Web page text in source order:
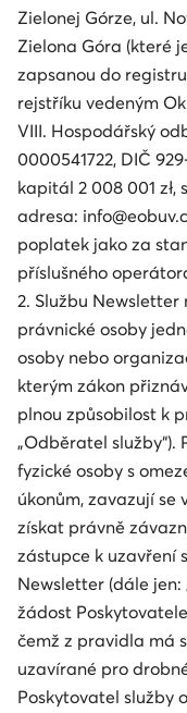
Zielonej Górze, ul.
Zielona Góra (které
zapsanou do
rejstříku vedeným
VIII. Hospodářský
0000541722, DIČ
kapitál 2 008 001
adresa:
poplatek jako za
příslušného
2. Službu
právnické osoby
osoby nebo
kterým zákon
plnou způsobilost k
„Odběratel
fyzické osoby s
úkonům, zavazují se
získat právně
zástupce k uzavření
Newsletter (dále jen:
žádost
čemž z pravidla má
uzavírané pro
Poskytovatel služby